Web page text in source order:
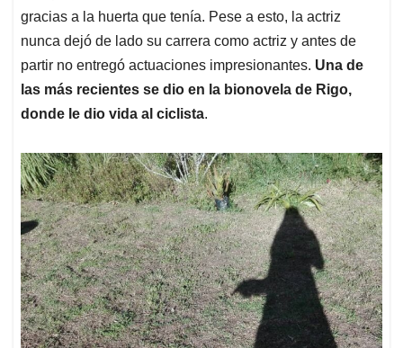
gracias a la huerta que tenía. Pese a esto, la actriz
nunca dejó de lado su carrera como actriz y antes de
partir no entregó actuaciones impresionantes. Una de
las más recientes se dio en la bionovela de Rigo,
donde le dio vida al ciclista.